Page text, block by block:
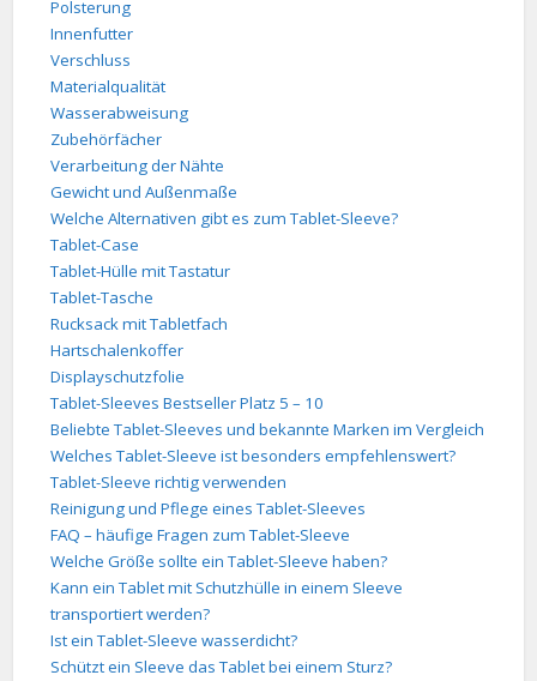
Polsterung
Innenfutter
Verschluss
Materialqualität
Wasserabweisung
Zubehörfächer
Verarbeitung der Nähte
Gewicht und Außenmaße
Welche Alternativen gibt es zum Tablet-Sleeve?
Tablet-Case
Tablet-Hülle mit Tastatur
Tablet-Tasche
Rucksack mit Tabletfach
Hartschalenkoffer
Displayschutzfolie
Tablet-Sleeves Bestseller Platz 5 – 10
Beliebte Tablet-Sleeves und bekannte Marken im Vergleich
Welches Tablet-Sleeve ist besonders empfehlenswert?
Tablet-Sleeve richtig verwenden
Reinigung und Pflege eines Tablet-Sleeves
FAQ – häufige Fragen zum Tablet-Sleeve
Welche Größe sollte ein Tablet-Sleeve haben?
Kann ein Tablet mit Schutzhülle in einem Sleeve
transportiert werden?
Ist ein Tablet-Sleeve wasserdicht?
Schützt ein Sleeve das Tablet bei einem Sturz?